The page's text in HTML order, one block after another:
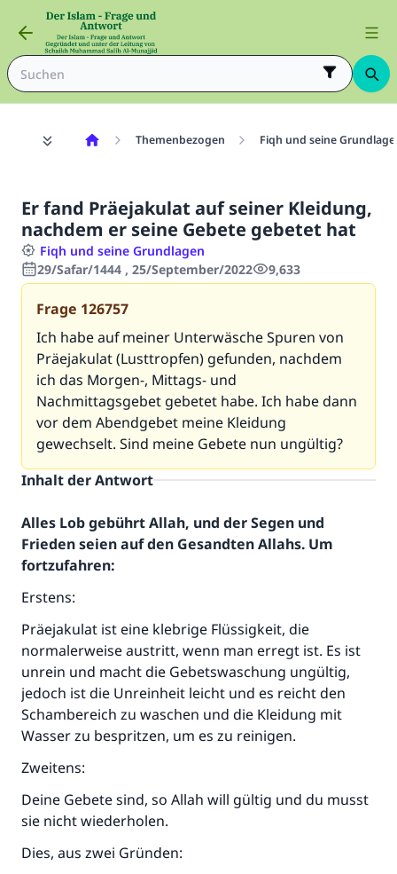
Themenbezogen Fiqh und seine
Er fand Präejakulat auf seiner Kleidung,
nachdem er seine Gebete gebetet hat
Fiqh und seine Grundlagen
29/Safar/1444 , 25/September/2022
9,633
Frage 126757
Ich habe auf meiner Unterwäsche Spuren von
Präejakulat (Lusttropfen) gefunden, nachdem
ich das Morgen-, Mittags- und
Nachmittagsgebet gebetet habe. Ich habe dann
vor dem Abendgebet meine Kleidung
gewechselt. Sind meine Gebete nun ungültig?
Inhalt der Antwort
Alles Lob gebührt Allah, und der Segen und
Frieden seien auf den Gesandten Allahs. Um
fortzufahren:
Erstens:
Präejakulat ist eine klebrige Flüssigkeit, die
normalerweise austritt, wenn man erregt ist. Es ist
unrein und macht die Gebetswaschung ungültig,
jedoch ist die Unreinheit leicht und es reicht den
Schambereich zu waschen und die Kleidung mit
Wasser zu bespritzen, um es zu reinigen.
Zweitens:
Deine Gebete sind, so Allah will gültig und du musst
sie nicht wiederholen.
Dies, aus zwei Gründen: